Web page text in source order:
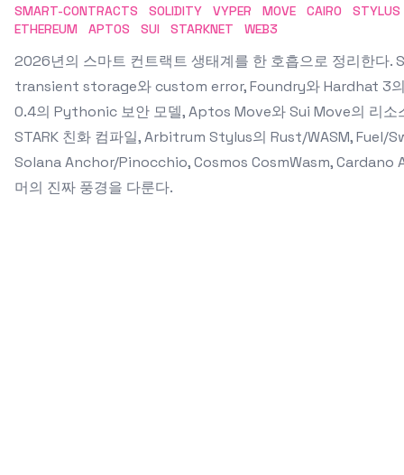
SMART-CONTRACTS SOLIDITY VYPER MOVE CAIRO
STYLUS
ETHEREUM
APTOS SUI STARKNET WEB3
2026년의 스마트 컨트랙트 생태계를 한 호흡으로 정리한다
transient storage와 custom error, Foundry와 Hardhat 3
0.4의 Pythonic 보안 모델, Aptos Move와 Sui Move의 리소
STARK 친화 컴파일, Arbitrum Stylus의 Rust/WASM, Fuel/
Solana Anchor/Pinocchio, Cosmos CosmWasm, Cardano
머의 진짜 풍경을 다룬다.